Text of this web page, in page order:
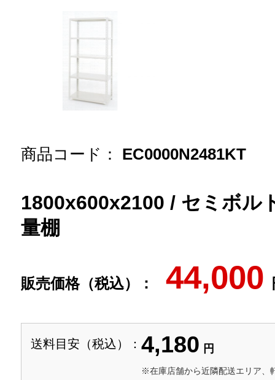
商品コード： EC0000N2481KT
1800x600x2100 / セミボル
量棚
販売価格（税込）： 44,000
送料目安（税込）： 4,180 円
※在庫店舗から近隣配送エリア、